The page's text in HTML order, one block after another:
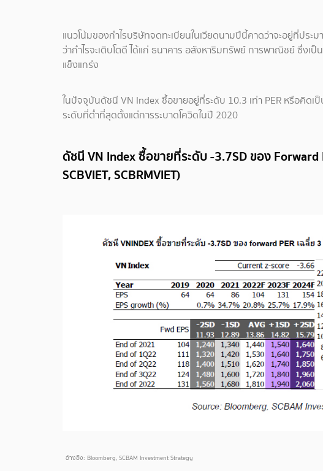
แนวโน้มของกำไรบริษัทจดทะเบียนในเวียดนามปีนี้คาดว่าจะอยู่ที่ปร
ว่ากำไรจะเติบโตดี ได้แก่ ธนาคาร อสังหาริมทรัพย์ การพาณิชย์ ซึ่ง
แข็งแกร่ง
ในปัจจุบันดัชนี VN Index ซื้อขายอยู่ที่ระดับ 10.3 เท่า PER หรือคิดเ
ระดับที่ต่ำที่สุดตั้งแต่การระบาดโควิดในปี 2020
ดัชนี VN Index ซื้อขายที่ระดับ -3.7SD ของ
SCBVIET, SCBRMVIET)
อ้างอิง: Bloomberg, SCBAM Investment Strategy